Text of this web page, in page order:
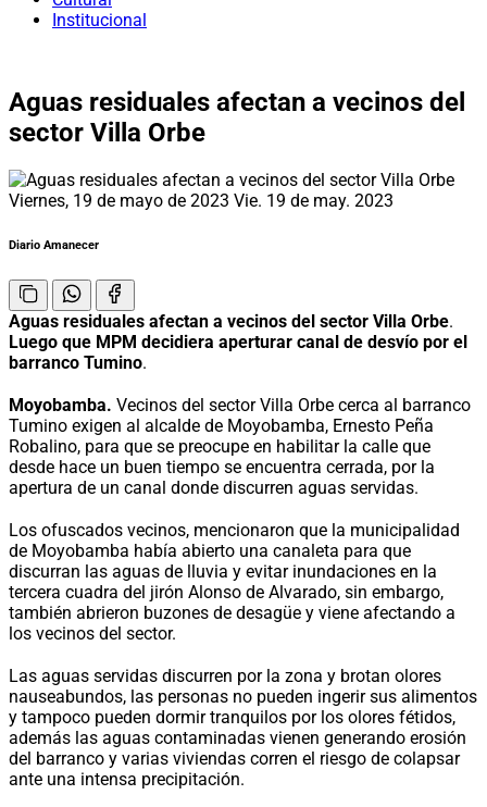
Institucional
Aguas residuales afectan a vecinos del
sector Villa Orbe
Viernes, 19 de mayo de 2023 Vie. 19 de may. 2023
Diario Amanecer
Aguas residuales afectan a vecinos del sector Villa Orbe.
Luego que MPM decidiera aperturar canal de desvío por el
barranco Tumino.
Moyobamba. Vecinos del sector Villa Orbe cerca al barranco
Tumino exigen al alcalde de Moyobamba, Ernesto Peña
Robalino, para que se preocupe en habilitar la calle que
desde hace un buen tiempo se encuentra cerrada, por la
apertura de un canal donde discurren aguas servidas.
Los ofuscados vecinos, mencionaron que la municipalidad
de Moyobamba había abierto una canaleta para que
discurran las aguas de lluvia y evitar inundaciones en la
tercera cuadra del jirón Alonso de Alvarado, sin embargo,
también abrieron buzones de desagüe y viene afectando a
los vecinos del sector.
Las aguas servidas discurren por la zona y brotan olores
nauseabundos, las personas no pueden ingerir sus alimentos
y tampoco pueden dormir tranquilos por los olores fétidos,
además las aguas contaminadas vienen generando erosión
del barranco y varias viviendas corren el riesgo de colapsar
ante una intensa precipitación.